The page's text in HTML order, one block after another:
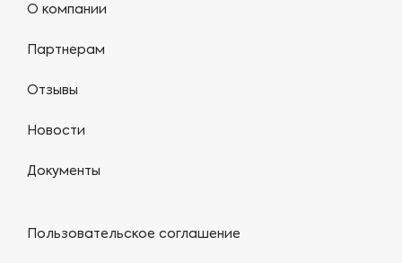
О компании
Партнерам
Отзывы
Новости
Документы
Пользовательское соглашение